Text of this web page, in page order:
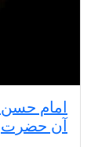
امام
آن حضرت